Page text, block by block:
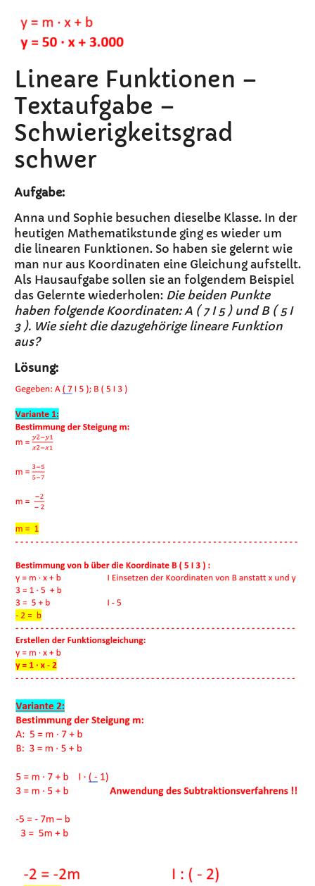
Lineare Funktionen –
Textaufgabe –
Schwierigkeitsgrad
schwer
Aufgabe:
Anna und Sophie besuchen dieselbe Klasse. In der
heutigen Mathematikstunde ging es wieder um
die linearen Funktionen. So haben sie gelernt wie
man nur aus Koordinaten eine Gleichung aufstellt.
Als Hausaufgabe sollen sie an folgendem Beispiel
das Gelernte wiederholen: Die beiden Punkte
haben folgende Koordinaten: A ( 7 I 5 ) und B ( 5 I
3 ). Wie sieht die dazugehörige lineare Funktion
aus?
Lösung: